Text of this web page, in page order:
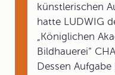
künstlerischen
hatte LUDWIG
„Königlichen
Bildhauerei“
Dessen